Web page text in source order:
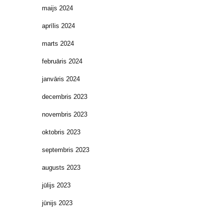
maijs 2024
aprīlis 2024
marts 2024
februāris 2024
janvāris 2024
decembris 2023
novembris 2023
oktobris 2023
septembris 2023
augusts 2023
jūlijs 2023
jūnijs 2023